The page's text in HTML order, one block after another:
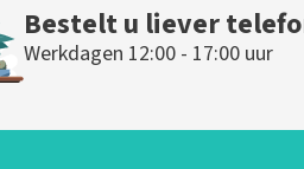
Bestelt u liever
Werkdagen 12:00 - 17:00 uur